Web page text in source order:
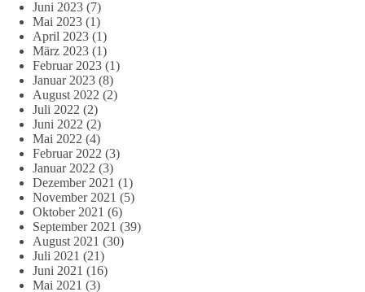
Juni 2023 (7)
Mai 2023 (1)
April 2023 (1)
März 2023 (1)
Februar 2023 (1)
Januar 2023 (8)
August 2022 (2)
Juli 2022 (2)
Juni 2022 (2)
Mai 2022 (4)
Februar 2022 (3)
Januar 2022 (3)
Dezember 2021 (1)
November 2021 (5)
Oktober 2021 (6)
September 2021 (39)
August 2021 (30)
Juli 2021 (21)
Juni 2021 (16)
Mai 2021 (3)